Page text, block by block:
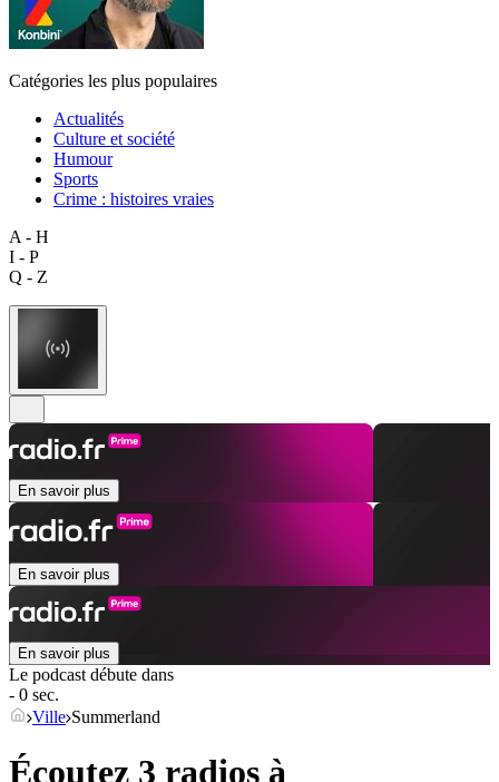
Catégories les plus populaires
Actualités
Culture et société
Humour
Sports
Crime : histoires vraies
A - H
I - P
Q - Z
En savoir plus
En savoir plus
En savoir plus
Le podcast débute dans
- 0 sec.
Ville Summerland
Écoutez 3 radios à